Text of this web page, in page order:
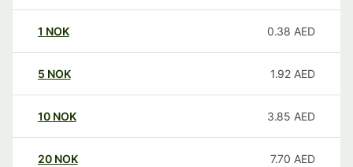
1 NOK 0.38 AED
5 NOK 1.92 AED
10 NOK 3.85 AED
20 NOK 7.70 AED